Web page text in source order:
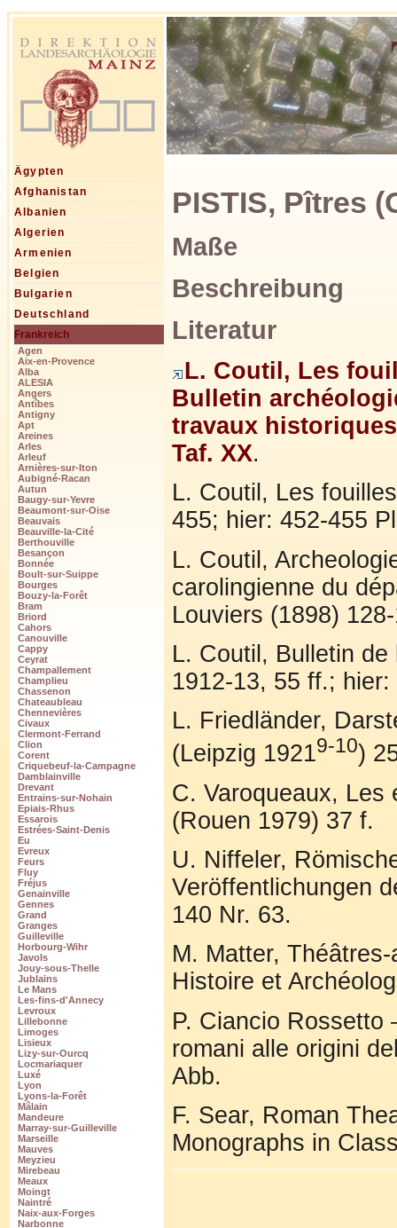
Ägypten
Afghanistan
Albanien
Algerien
Armenien
Belgien
Bulgarien
Deutschland
Frankreich
Agen
Aix-en-Provence
Alba
ALESIA
Angers
Antîbes
Antigny
Apt
Areines
Arles
Arleuf
Arnières-sur-Iton
Aubigné-Racan
Autun
Baugy-sur-Yevre
Beaumont-sur-Oise
Beauvais
Beauville-la-Cité
Berthouville
Besançon
Bonnée
Boult-sur-Suippe
Bourges
Bouzy-la-Forêt
Bram
Briord
Cahors
Canouville
Cappy
Ceyrat
Champallement
Champlieu
Chassenon
Chateaubleau
Chennevières
Civaux
Clermont-Ferrand
Clion
Corent
Criquebeuf-la-Campagne
Damblainville
Drevant
Entrains-sur-Nohain
Epiais-Rhus
Essarois
Estrées-Saint-Denis
Eu
Evreux
Feurs
Fluy
Fréjus
Genainville
Gennes
Grand
Granges
Guilleville
Horbourg-Wihr
Javols
Jouy-sous-Thelle
Jublains
Le Mans
Les-fins-d'Annecy
Levroux
Lillebonne
Limoges
Lisieux
Lizy-sur-Ourcq
Locmariaquer
Luxé
Lyon
Lyons-la-Forêt
Mâlain
Mandeure
Marray-sur-Guilleville
Marseille
Mauves
Meyzieu
Mirebeau
Meaux
Moingt
Naintré
Naix-aux-Forges
Narbonne
PISTIS, Pîtres
Maße
Beschreibung
Literatur
L. Coutil, Les
Bulletin
travaux
Taf. XX.
L. Coutil, Les
455; hier: 452-455
L. Coutil,
carolingienne du
Louviers (1898)
L. Coutil, Bulletin
1912-13, 55 ff.;
L. Friedländer,
(Leipzig 19219-10)
C. Varoqueaux, Les
(Rouen 1979) 37 f.
U. Niffeler,
Veröffentlichungen
140 Nr. 63.
M. Matter,
Histoire et
P. Ciancio Rossetto
romani alle origini
Abb.
F. Sear, Roman
Monographs in